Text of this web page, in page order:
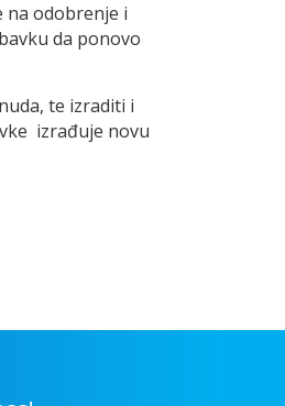
na odobrenje i
da ponovo
te izraditi i
izrađuje novu